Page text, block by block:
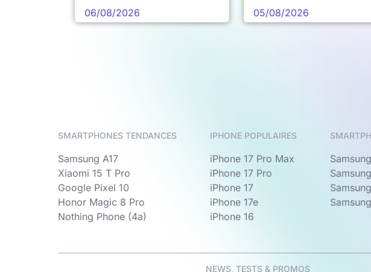
06/08/2026 05/08/2026
SMARTPHONES TENDANCES
Samsung A17
Xiaomi 15 T Pro
Google Pixel 10
Honor Magic 8 Pro
Nothing Phone (4a)
IPHONE POPULAIRES
iPhone 17 Pro Max
iPhone 17 Pro
iPhone 17
iPhone 17e
iPhone 16
NEWS, TESTS & PROMOS